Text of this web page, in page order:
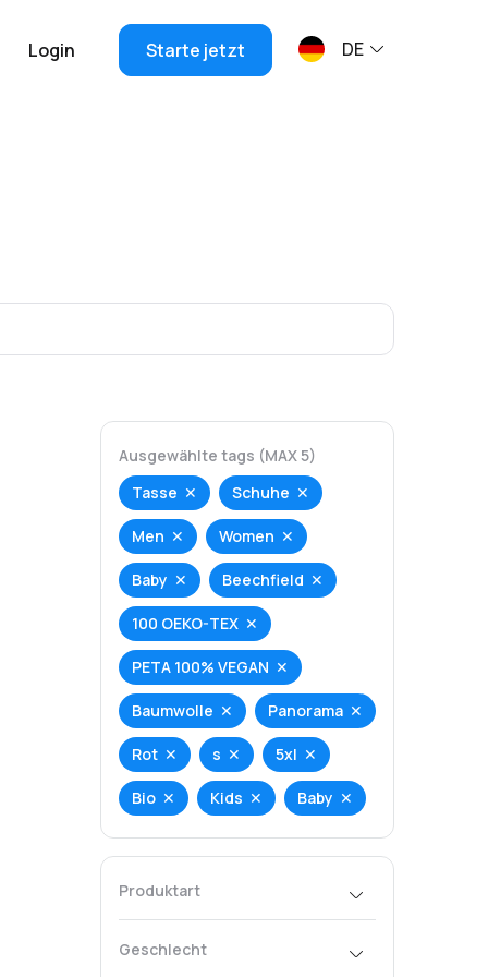
Login Starte jetzt DE
Ausgewählte tags (MAX 5)
Tasse
Schuhe
Men Women
Baby Beechfield
100 OEKO-TEX
PETA 100% VEGAN
Baumwolle Panorama
Rot s 5xl
Bio Kids Baby
Produktart
T-Shirt
Hoodie
Geschlecht